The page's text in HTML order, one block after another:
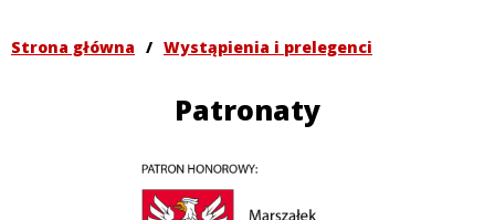
Strona główna / Wystąpienia i prelegenci
Patronaty